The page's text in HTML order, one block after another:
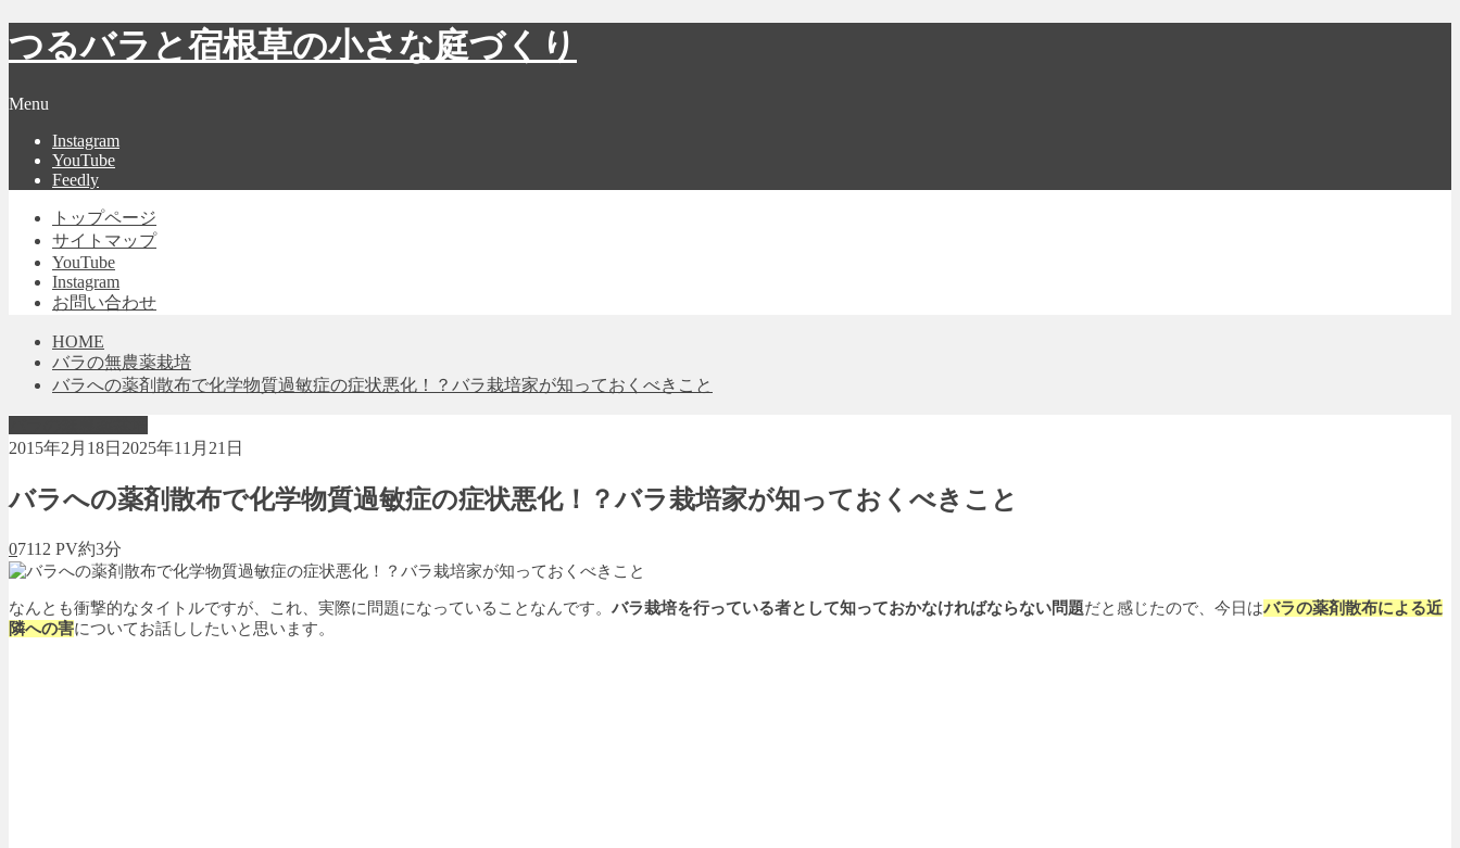
つるバラと宿根草の小さな庭づくり
Menu
Instagram
YouTube
Feedly
トップページ
サイトマップ
YouTube
Instagram
お問い合わせ
HOME
バラの無農薬栽培
バラへの薬剤散布で化学物質過敏症の症状悪化！？バラ栽培家が知っておくべきこと
2015年2月18日 2025年11月21日
バラへの薬剤散布で化学物質過敏症の症状悪化！？バラ栽培家が知っておくべきこと
07112 PV約3分
なんとも衝撃的なタイトルですが、これ、実際に問題になっていることなんです。 バラ栽培を行っている者として知っておかなければならない問題だと感じたので、今日はバラの薬剤散布による近
隣への害についてお話ししたいと思います。